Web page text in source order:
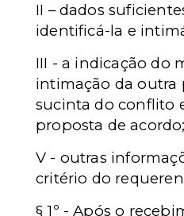
II – dados
identificá-la e
III - a indicação do
intimação da outra
sucinta do conflito
proposta de acordo;
V - outras
critério do
§ 1º - Após o